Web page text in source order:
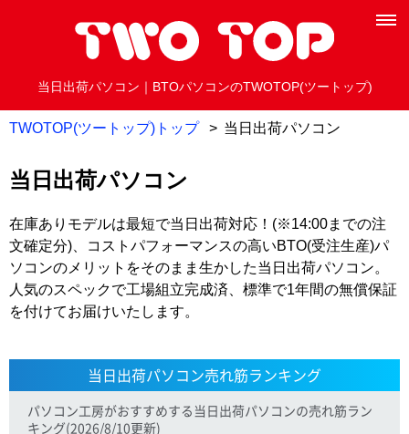
当日出荷パソコン｜BTOパソコンのTWOTOP(ツートップ)
TWOTOP(ツートップ)トップ 当日出荷パソコン
当日出荷パソコン
在庫ありモデルは最短で当日出荷対応！(※14:00までの注
文確定分)、コストパフォーマンスの高いBTO(受注生産)パ
ソコンのメリットをそのまま生かした当日出荷パソコン。
人気のスペックで工場組立完成済、標準で1年間の無償保証
を付けてお届けいたします。
当日出荷パソコン売れ筋ランキング
パソコン工房がおすすめする当日出荷パソコンの売れ筋ラン
キング(2026/8/10更新)